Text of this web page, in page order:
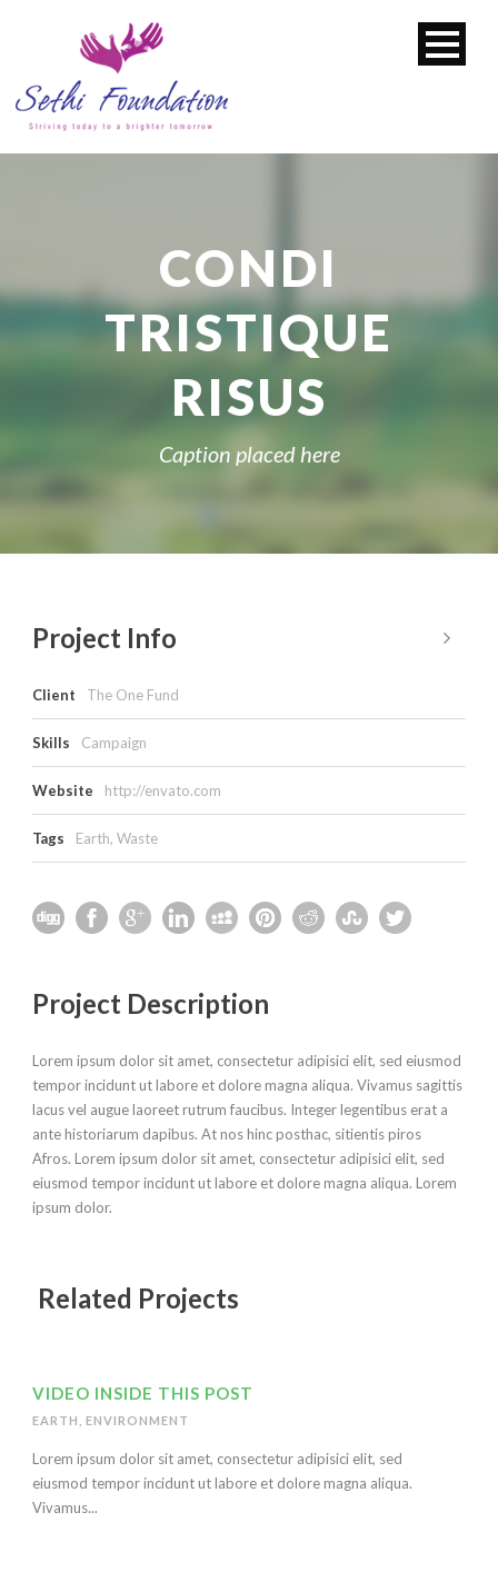
CONDI
TRISTIQUE
RISUS
Caption placed here
Project Info
Client The One Fund
Skills Campaign
Website http://envato.com
Tags Earth, Waste
Project Description
Lorem ipsum dolor sit amet, consectetur adipisici elit, sed eiusmod
tempor incidunt ut labore et dolore magna aliqua. Vivamus sagittis
lacus vel augue laoreet rutrum faucibus. Integer legentibus erat a
ante historiarum dapibus. At nos hinc posthac, sitientis piros
Afros. Lorem ipsum dolor sit amet, consectetur adipisici elit, sed
eiusmod tempor incidunt ut labore et dolore magna aliqua. Lorem
ipsum dolor.
Related Projects
VIDEO INSIDE THIS POST
EARTH ENVIRONMENT
Lorem ipsum dolor sit amet, consectetur adipisici elit, sed
eiusmod tempor incidunt ut labore et dolore magna aliqua.
Vivamus...